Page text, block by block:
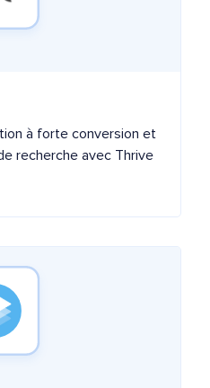
à forte conversion et
recherche avec Thrive